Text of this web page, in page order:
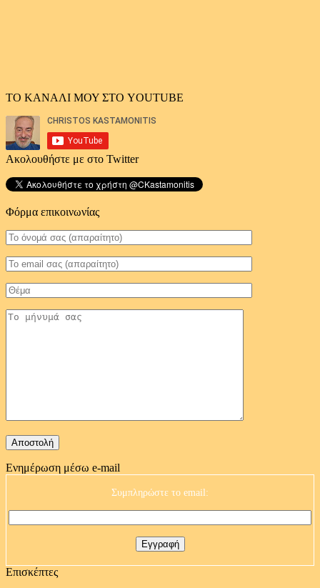
ΤΟ ΚΑΝΑΛΙ ΜΟΥ ΣΤΟ YOUTUBE
Ακολουθήστε με στο Twitter
Φόρμα επικοινωνίας
Ενημέρωση μέσω e-mail
Συμπληρώστε το email:
Επισκέπτες